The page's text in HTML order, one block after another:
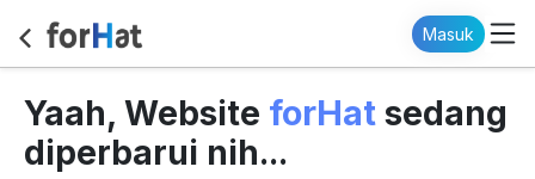
Masuk
Yaah, Website forHat sedang
diperbarui nih...